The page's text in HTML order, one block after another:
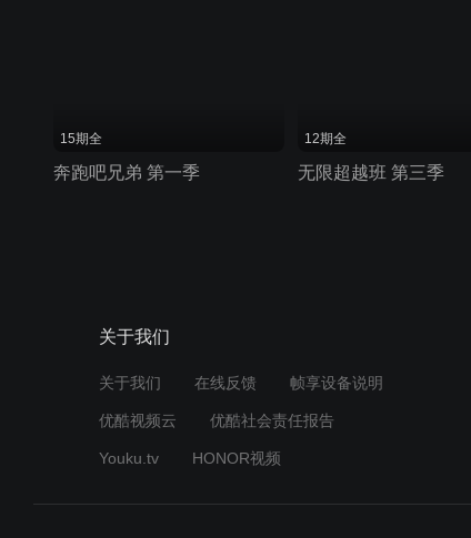
15期全
奔跑吧兄弟 第一季
12期全
无限超越班 第三季
关于我们
关于我们 在线反馈 帧享设备说明
优酷视频云 优酷社会责任报告
Youku.tv HONOR视频